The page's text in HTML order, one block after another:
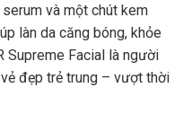
và một chút kem
làn da căng bóng, khỏe
Supreme Facial là người
đẹp trẻ trung – vượt thời